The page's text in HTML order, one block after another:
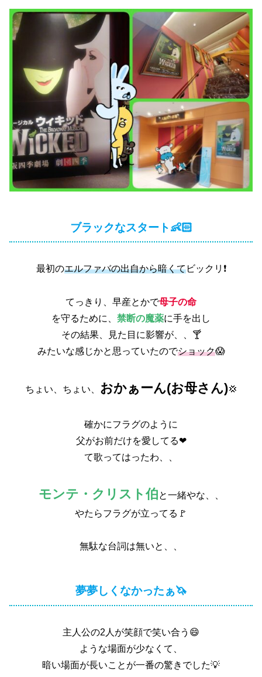
ブラックなスタート👶🏻‪‪
最初のエルファバの出自から暗くてビックリ❗
てっきり、早産とかで母子の命
を守るために、 禁断の魔薬に手を出し
その結果、見た目に影響が、、🍸
みたいな感じかと思っていたのでショック😱
ちょい、ちょい、 おかぁーん(お母さん)💢
確かにフラグのように
父がお前だけを愛してる❤
て歌ってはったわ、、
モンテ・クリスト伯と一緒やな、、
やたらフラグが立ってる🚩
無駄な台詞は無いと、、
夢夢しくなかったぁ🦄
主人公の2人が笑顔で笑い合う😄
ような場面が少なくて、
暗い場面が長いことが一番の驚きでした💡